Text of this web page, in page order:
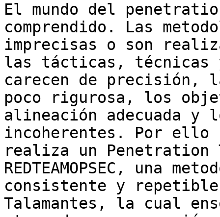
El mundo del
comprendido. Las
imprecisas o son
las tácticas, técnicas
carecen de precisión,
poco rigurosa, los
alineación adecuada y
incoherentes. Por ello
realiza un
REDTEAMOPSEC, una
consistente y
Talamantes, la cual